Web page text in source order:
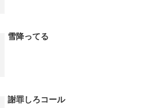
雪降ってる
謝罪しろコール